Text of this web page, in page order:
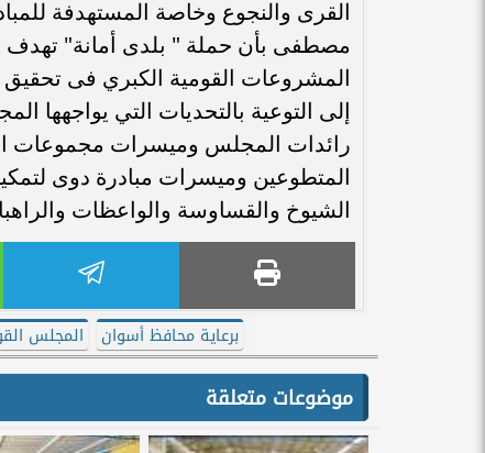
القرى والنجوع وخاصة المستهدفة
مصطفى بأن حملة " بلدى أمانة" تهدف
المشروعات القومية الكبري فى تحقيق
إلى التوعية بالتحديات التي يواجهها
رائدات المجلس وميسرات مجموعات
المتطوعين وميسرات مبادرة دوى
الشيوخ والقساوسة والواعظات
برعاية محافظ أسوان المجلس
موضوعات متعلقة